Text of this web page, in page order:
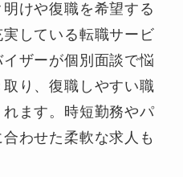
けや復職を希望する
している転職サービ
ザーが個別面談で悩
り、復職しやすい職
ます。時短勤務やパ
わせた柔軟な求人も